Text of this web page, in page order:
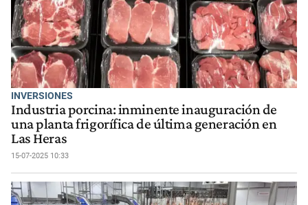
INVERSIONES
Industria porcina: inminente inauguración de
una planta frigorífica de última generación en
Las Heras
15-07-2025 10:33